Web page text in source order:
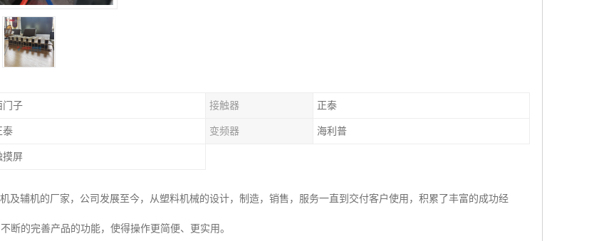
门子 接触器 正泰
泰 变频器 海利普
摸屏
及辅机的厂家，公司发展至今，从塑料机械的设计，制造，销售，服务一直到交付客户使用，积累了丰富的成功经
断的完善产品的功能，使得操作更简便、更实用。